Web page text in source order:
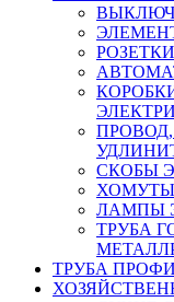
СКОБЫ
ХОМУТЫ
ЛАМПЫ
ТРУБА
ТРУБА